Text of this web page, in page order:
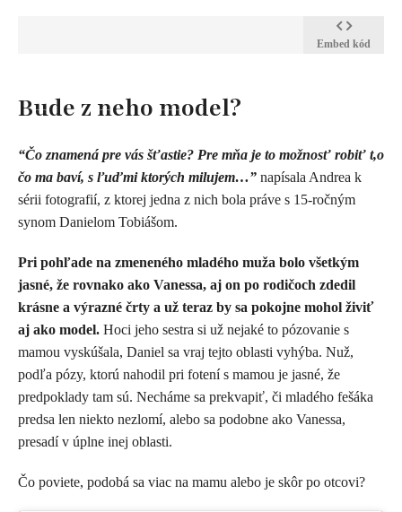
Embed kód
Bude z neho model?
“Čo znamená pre vás šťastie? Pre mňa je to možnosť robiť t,o
čo ma baví, s ľuďmi ktorých milujem…” napísala Andrea k
sérii fotografií, z ktorej jedna z nich bola práve s 15-ročným
synom Danielom Tobiášom.
Pri pohľade na zmeneného mladého muža bolo všetkým
jasné, že rovnako ako Vanessa, aj on po rodičoch zdedil
krásne a výrazné črty a už teraz by sa pokojne mohol živiť
aj ako model. Hoci jeho sestra si už nejaké to pózovanie s
mamou vyskúšala, Daniel sa vraj tejto oblasti vyhýba. Nuž,
podľa pózy, ktorú nahodil pri fotení s mamou je jasné, že
predpoklady tam sú. Necháme sa prekvapiť, či mladého fešáka
predsa len niekto nezlomí, alebo sa podobne ako Vanessa,
presadí v úplne inej oblasti.
Čo poviete, podobá sa viac na mamu alebo je skôr po otcovi?